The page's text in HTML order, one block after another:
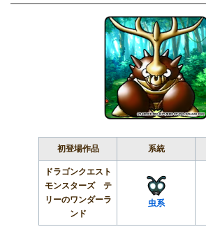
初登場作品 系統
ドラゴンクエスト
モンスターズ テ
リーのワンダーラ
ンド
虫系